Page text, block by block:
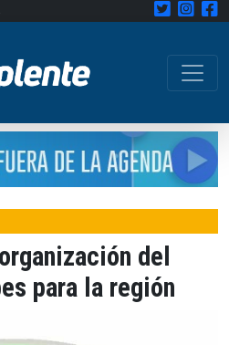
del
para la región